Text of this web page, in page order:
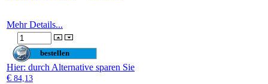
Mehr Details...
Hier: durch Alternative sparen Sie
€ 84,13